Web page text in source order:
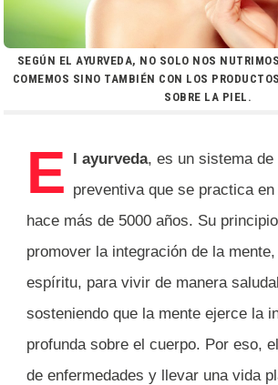
SEGÚN EL AYURVEDA, NO SOLO NOS
COMEMOS SINO TAMBIÉN CON LOS
SOBRE LA PIEL.
E l ayurveda, es un sistema de
preventiva que se practica
hace más de 5000 años. Su
promover la integración de la
espíritu, para vivir de manera
sosteniendo que la mente ejerce la
profunda sobre el cuerpo. Por eso,
de enfermedades y llevar una vida